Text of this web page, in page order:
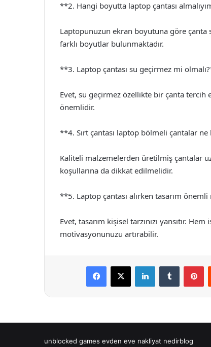
**2. Hangi boyutta laptop çantası
Laptopunuzun ekran boyutuna göre
farklı boyutlar bulunmaktadır.
**3. Laptop çantası su geçirmez mi
Evet, su geçirmez özellikte bir çanta tercih
önemlidir.
**4. Sırt çantası laptop bölmeli çantalar ne
Kaliteli malzemelerden üretilmiş çantalar
koşullarına da dikkat edilmelidir.
**5. Laptop çantası alırken tasarım
Evet, tasarım kişisel tarzınızı yansıtır.
motivasyonunuzu artırabilir.
Facebook
X LinkedInTumblr
unblocked games evden eve nakliyat nedirblog